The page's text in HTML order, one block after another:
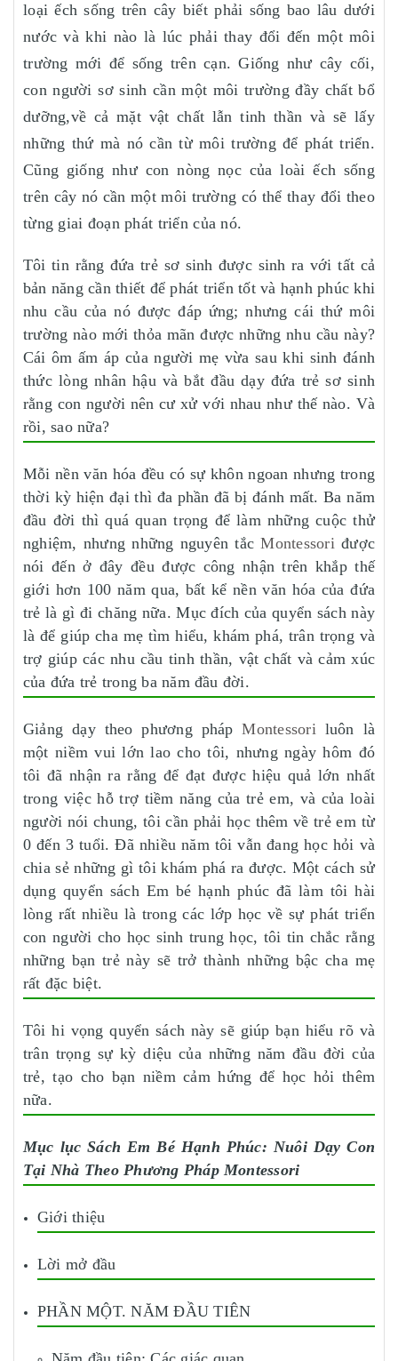
loại ếch sống trên cây biết phải sống bao lâu dưới
nước và khi nào là lúc phải thay đổi đến một môi
trường mới để sống trên cạn. Giống như cây cối,
con người sơ sinh cần một môi trường đầy chất bổ
dưỡng,về cả mặt vật chất lẫn tinh thần và sẽ lấy
những thứ mà nó cần từ môi trường để phát triển.
Cũng giống như con nòng nọc của loài ếch sống
trên cây nó cần một môi trường có thể thay đổi theo
từng giai đoạn phát triển của nó.
Tôi tin rằng đứa trẻ sơ sinh được sinh ra với tất cả
bản năng cần thiết để phát triển tốt và hạnh phúc khi
nhu cầu của nó được đáp ứng; nhưng cái thứ môi
trường nào mới thỏa mãn được những nhu cầu này?
Cái ôm ấm áp của người mẹ vừa sau khi sinh đánh
thức lòng nhân hậu và bắt đầu dạy đứa trẻ sơ sinh
rằng con người nên cư xử với nhau như thế nào. Và
rồi, sao nữa?
Mỗi nền văn hóa đều có sự khôn ngoan nhưng trong
thời kỳ hiện đại thì đa phần đã bị đánh mất. Ba năm
đầu đời thì quá quan trọng để làm những cuộc thử
nghiệm, nhưng những nguyên tắcMontessoriđược
nói đến ở đây đều được công nhận trên khắp thế
giới hơn 100 năm qua, bất kể nền văn hóa của đứa
trẻ là gì đi chăng nữa. Mục đích của quyển sách này
là để giúp cha mẹ tìm hiểu, khám phá, trân trọng và
trợ giúp các nhu cầu tinh thần, vật chất và cảm xúc
của đứa trẻ trong ba năm đầu đời.
Giảng dạy theo phương phápMontessoriluôn là
một niềm vui lớn lao cho tôi, nhưng ngày hôm đó
tôi đã nhận ra rằng để đạt được hiệu quả lớn nhất
trong việc hỗ trợ tiềm năng của trẻ em, và của loài
người nói chung, tôi cần phải học thêm về trẻ em từ
0 đến 3 tuổi. Đã nhiều năm tôi vẫn đang học hỏi và
chia sẻ những gì tôi khám phá ra được. Một cách sử
dụng quyển sách Em bé hạnh phúc đã làm tôi hài
lòng rất nhiều là trong các lớp học về sự phát triển
con người cho học sinh trung học, tôi tin chắc rằng
những bạn trẻ này sẽ trở thành những bậc cha mẹ
rất đặc biệt.
Tôi hi vọng quyển sách này sẽ giúp bạn hiểu rõ và
trân trọng sự kỳ diệu của những năm đầu đời của
trẻ, tạo cho bạn niềm cảm hứng để học hỏi thêm
nữa.
Mục lục Sách Em Bé Hạnh Phúc: Nuôi Dạy Con
Tại Nhà Theo Phương Pháp Montessori
Giới thiệu
Lời mở đầu
PHẦN MỘT. NĂM ĐẦU TIÊN